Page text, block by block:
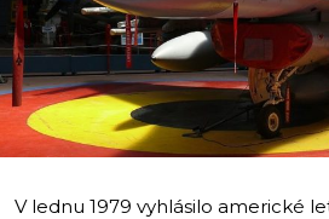
V lednu 1979 vyhlásilo americké